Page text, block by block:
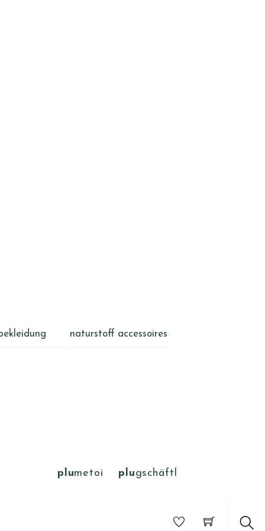
naturstoff accessoires
plumetoi plugschäftl